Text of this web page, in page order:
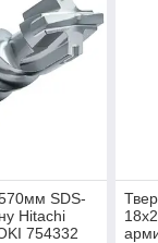
SDS-
Hitachi
754332